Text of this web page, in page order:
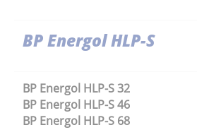
BP Energol HLP-S
BP Energol HLP-S 32
BP Energol HLP-S 46
BP Energol HLP-S 68